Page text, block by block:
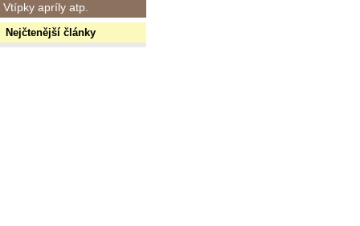
Vtípky apríly atp.
Nejčtenější články